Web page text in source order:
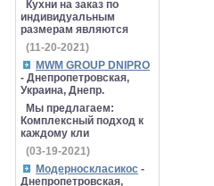
Кухни на заказ по
индивидуальным
размерам являются
(11-20-2021)
MWM GROUP DNIPRO
- Днепропетровская,
Украина, Днепр.
Мы предлагаем:
Комплексный подход к
каждому кли
(03-19-2021)
Модерноскласикос -
Днепропетровская,